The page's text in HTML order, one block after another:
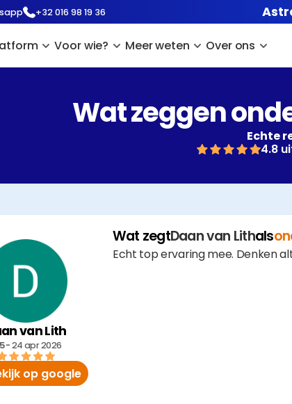
+32 016 98 19 36
Voor wie? Meer weten Over ons
Wat zeggen
Echte
4.8
van Lith
- 24 apr 2026
op google
Wat zegtDaan van Lithals
Echt top ervaring mee. Denken